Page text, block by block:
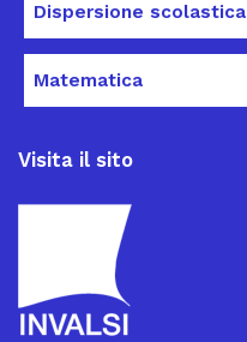
Dispersione scolastica
Matematica
Visita il sito